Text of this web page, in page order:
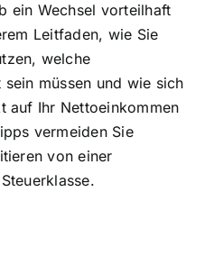
ein Wechsel vorteilhaft
Leitfaden, wie Sie
welche
müssen und wie sich
auf Ihr Nettoeinkommen
vermeiden Sie
von einer